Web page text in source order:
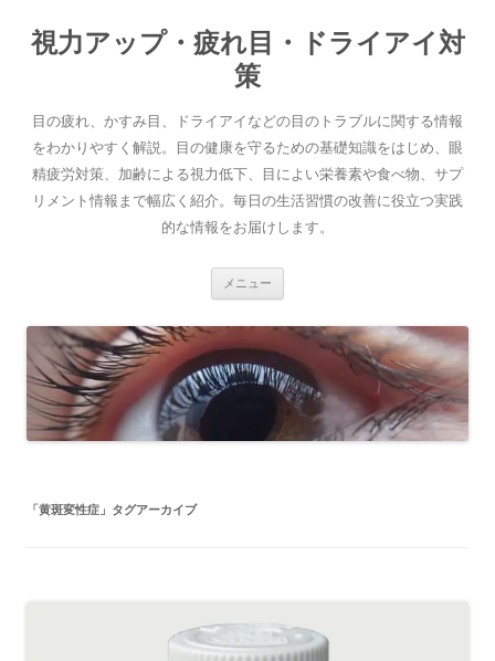
テ
ン
キ
ッ
プ
視力アップ・疲れ目・ドライアイ対
策
目の疲れ、かすみ目、ドライアイなどの目のトラブルに関する情報
をわかりやすく解説。目の健康を守るための基礎知識をはじめ、眼
精疲労対策、加齢による視力低下、目によい栄養素や食べ物、サプ
リメント情報まで幅広く紹介。毎日の生活習慣の改善に役立つ実践
的な情報をお届けします。
メニュー
「黄斑変性症 」タグアーカイブ